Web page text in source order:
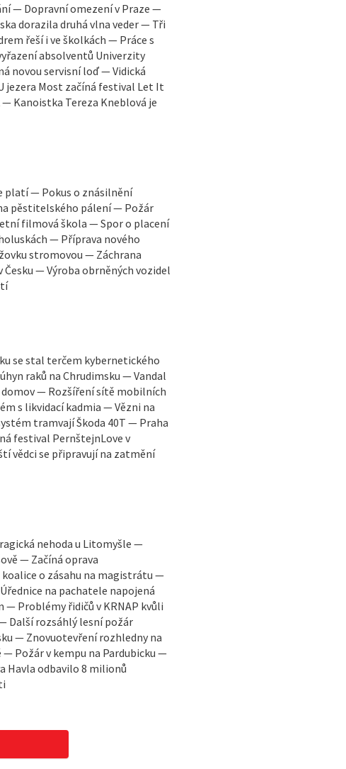
— Dopravní omezení v Praze —
dorazila druhá vlna veder — Tři
řeší i ve školkách — Práce s
absolventů Univerzity
novou servisní loď — Vidická
jezera Most začíná festival Let It
Kanoistka Tereza Kneblová je
platí — Pokus o znásilnění
pěstitelského pálení — Požár
filmová škola — Spor o placení
— Příprava nového
stromovou — Záchrana
— Výroba obrněných vozidel
se stal terčem kybernetického
raků na Chrudimsku — Vandal
domov — Rozšíření sítě mobilních
s likvidací kadmia — Vězni na
tramvají Škoda 40T — Praha
festival PernštejnLove v
vědci se připravují na zatmění
nehoda u Litomyšle —
— Začíná oprava
o zásahu na magistrátu —
na pachatele napojená
— Problémy řidičů v KRNAP kvůli
Další rozsáhlý lesní požár
— Znovuotevření rozhledny na
Požár v kempu na Pardubicku —
Havla odbavilo 8 milionů